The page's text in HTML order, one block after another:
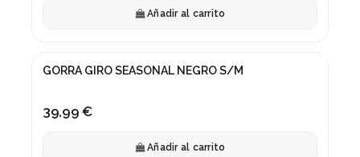
Añadir al carrito
GORRA GIRO SEASONAL NEGRO S/M
39,99 €
Añadir al carrito